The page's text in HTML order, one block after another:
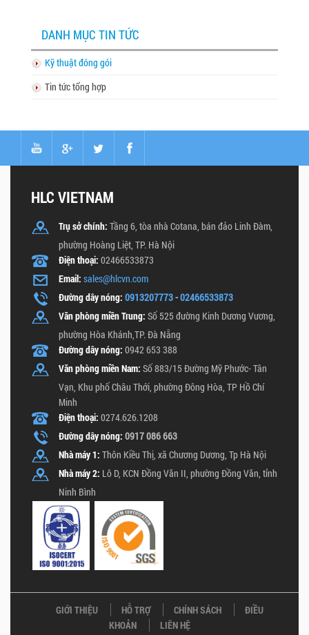
DANH MỤC TIN TỨC
Kỹ thuật đóng gói
Tin tức tổng hợp
HLC VIETNAM
Trụ sở chính: Tầng 6, tòa nhà Cotana, bán đảo Linh Đàm,
phường Hoàng Liệt, TP. Hà Nội
Điện thoại: 02466533873
Email: sales@hlcvn.com
Đường dây nóng: 0913207773-02466533873
Văn phòng miền Trung: Số 525 đường Kinh Dương Vương,
phường Hòa Khánh,TP. Đà Nẵng
Đường dây nóng: 0942 653 388
Văn phòng miền Nam: Số 883/15 Đường Mỹ Phước- Tân
Vạn, Khu phố Châu Thới, phường Đông Hòa, TP Hồ Chí
Minh
Điện thoại: 0274.626.1208
Đường dây nóng: 0917 086 663
Nhà máy 1: Thôn Kiều Thị, xã Chương Dương, Tp Hà Nội
Nhà máy 2: Lô D, KCN Đồng Văn II, phường Đồng Văn, tỉnh
Ninh Bình
GIỚI THIỆU HỖ TRỢ CHÍNH SÁCH
ĐIỀU
KHOẢN
LIÊN HỆ